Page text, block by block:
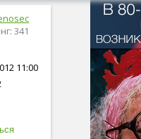
341
11:00